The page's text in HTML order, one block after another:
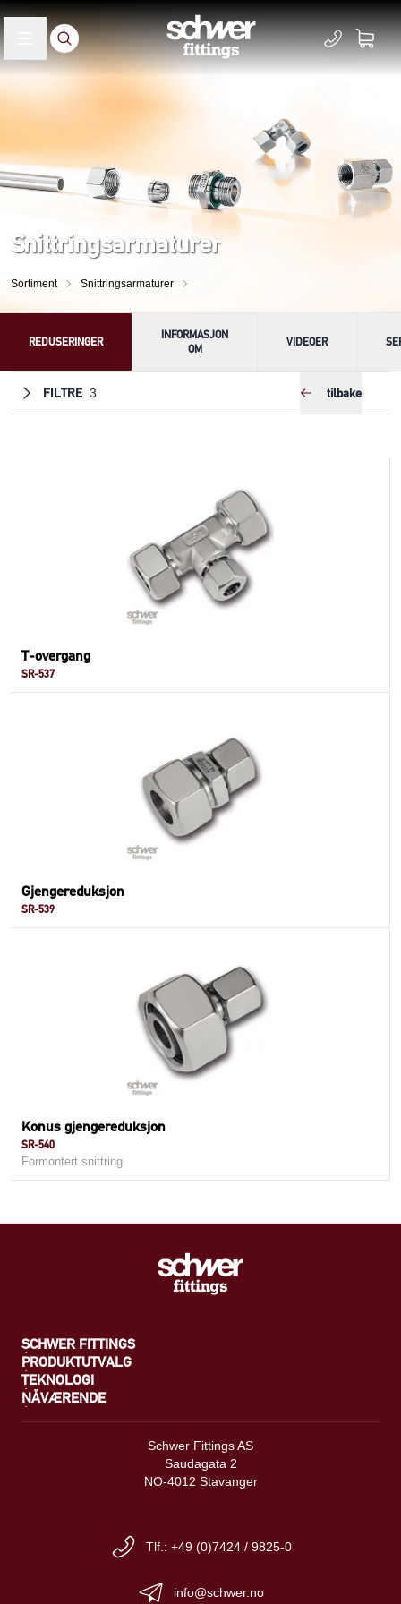
Snittringsarmaturer
Sortiment Snittringsarmaturer
REDUSERINGER
INFORMASJON
OM
VIDEOER
FILTRE 3 tilbake
T-overgang
SR-537
Gjengereduksjon
SR-539
Konus gjengereduksjon
SR-540
Formontert snittring
SCHWER FITTINGS
PRODUKTUTVALG
TEKNOLOGI
NÅVÆRENDE
Schwer Fittings AS
Saudagata 2
NO-4012 Stavanger
Tlf.: +49 (0)7424 / 9825-0
info@schwer.no